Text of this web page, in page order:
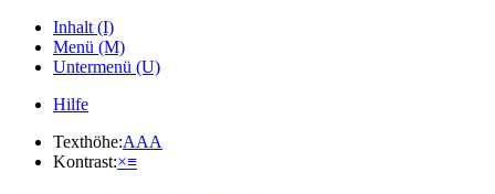
Inhalt (I)
Menü (M)
Untermenü (U)
Hilfe
Texthöhe:AAA
Kontrast:×≡